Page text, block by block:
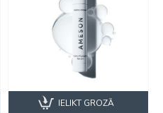
IELIKT GROZĀ